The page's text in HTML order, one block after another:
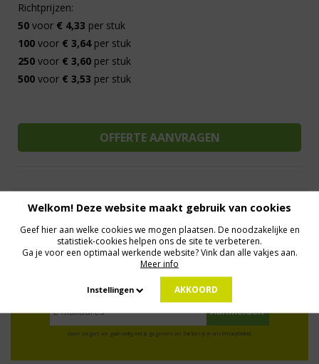
Richtprijzen:
50 voor € 4,33 per stuk
100 voor € 3,64per stuk
250 voor € 3,60 per stuk
500 voor € 3,53 per stuk
Al 15 jaar de meest orginele Giveaways Direct Contact
We know logistics Op maat gemaakt Meer dan 500.000 artikelen
MELD JE AAN VOOR ONZE NIEUWSBRIEF
Profiteer van deals en een dosis inspiratie!
Geen zorgen: we gaan veilig met je gegevens om. Dat lees je in ons Privacybeleid.
Welkom! Deze website maakt gebruik van cookies
Geef hier aan welke cookies we mogen plaatsen. De noodzakelijke en
statistiek-cookies helpen ons de site te verbeteren.
Ga je voor een optimaal werkende website? Vink dan alle vakjes aan.
Meer info
Instellingen AKKOORD